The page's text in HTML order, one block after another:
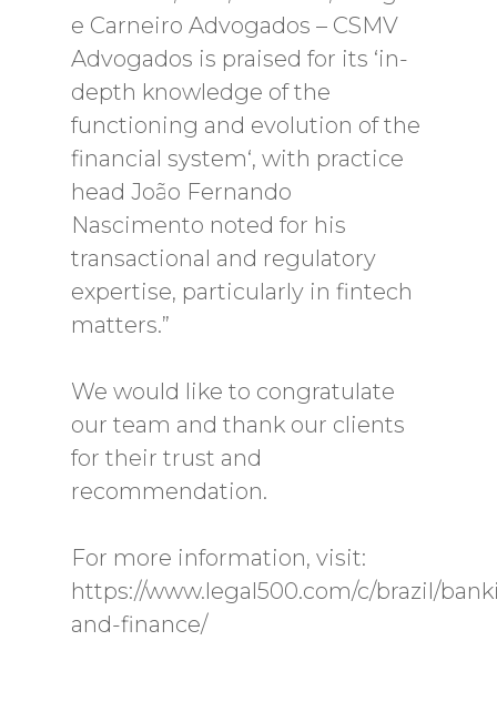
e Carneiro Advogados – CSMV
Advogados is praised for its ‘in-
depth knowledge of the
functioning and evolution of the
financial system‘, with practice
head João Fernando
Nascimento noted for his
transactional and regulatory
expertise, particularly in fintech
matters.”
We would like to congratulate
our team and thank our clients
for their trust and
recommendation.
For more information, visit:
https://www.legal500.com/c/brazil/
and-finance/